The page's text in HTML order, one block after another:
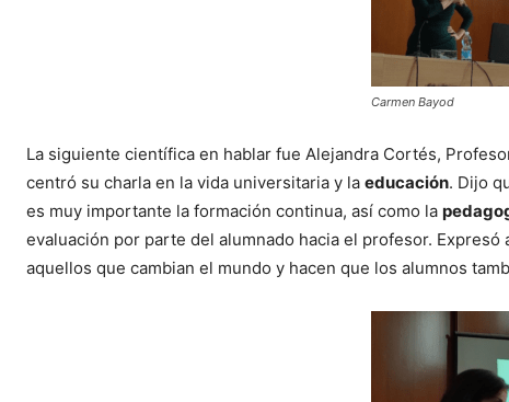
Carmen Bayod
La siguiente científica en hablar fue Alejandra Cortés,
centró su charla en la vida universitaria y la educación. Dijo
es muy importante la formación continua, así como la
evaluación por parte del alumnado hacia el profesor.
aquellos que cambian el mundo y hacen que los alumnos